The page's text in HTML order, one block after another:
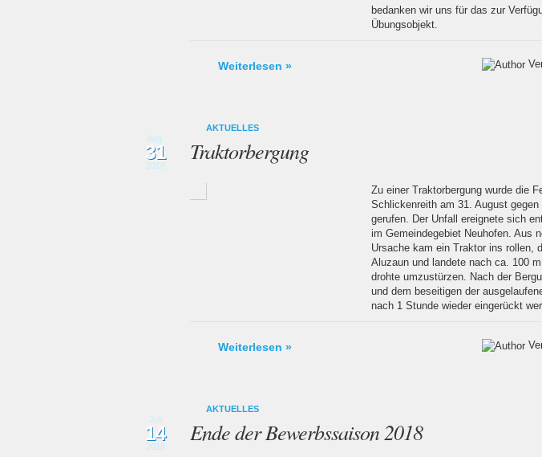
bedanken wir uns für das zur
Übungsobjekt.
Weiterlesen »
Aug.
31
2018
AKTUELLES
Traktorbergung
Zu einer Traktorbergung wurde die
Schlickenreith am 31. August gegen
gerufen. Der Unfall ereignete sich
im Gemeindegebiet Neuhofen. Aus
Ursache kam ein Traktor ins rollen,
Aluzaun und landete nach ca. 100
drohte umzustürzen. Nach der
und dem beseitigen der
nach 1 Stunde wieder eingerückt
Weiterlesen »
Juli
14
2018
AKTUELLES
Ende der Bewerbssaison 2018